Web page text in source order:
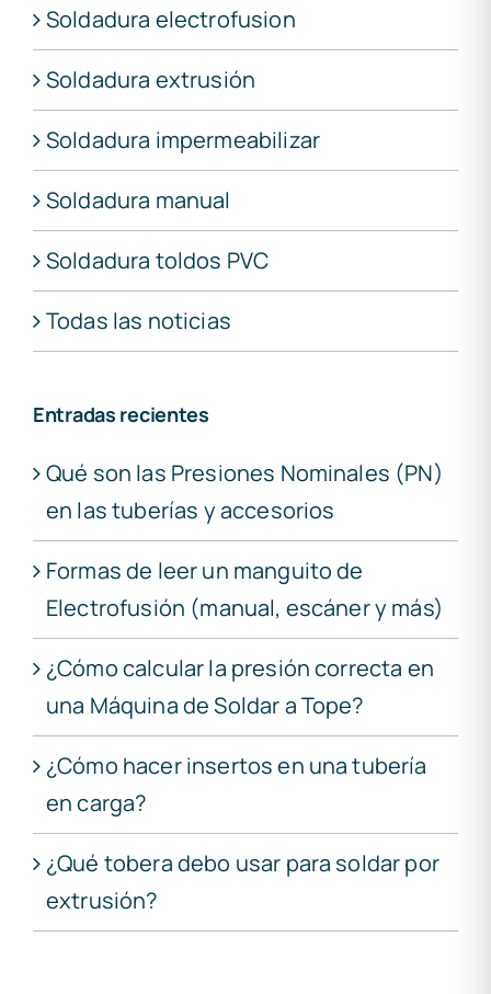
Soldadura electrofusion
Soldadura extrusión
Soldadura impermeabilizar
Soldadura manual
Soldadura toldos PVC
Todas las noticias
Entradas recientes
Qué son las Presiones Nominales (PN)
en las tuberías y accesorios
Formas de leer un manguito de
Electrofusión (manual, escáner y más)
¿Cómo calcular la presión correcta en
una Máquina de Soldar a Tope?
¿Cómo hacer insertos en una tubería
en carga?
¿Qué tobera debo usar para soldar por
extrusión?